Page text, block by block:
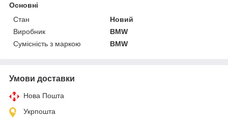
Основні
Стан
Новий
Виробник
BMW
Сумісність з маркою
BMW
Умови доставки
Нова Пошта
Укрпошта